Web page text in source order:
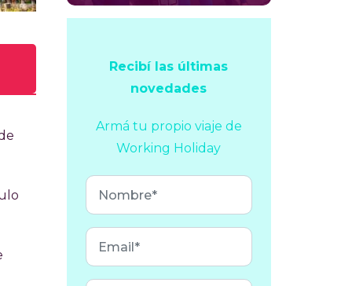
Recibí las últimas
novedades
Armá tu propio viaje de
Working Holiday